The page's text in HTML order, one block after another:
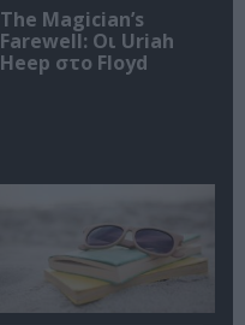
The Magician’s
Farewell: Οι Uriah
Heep στο Floyd